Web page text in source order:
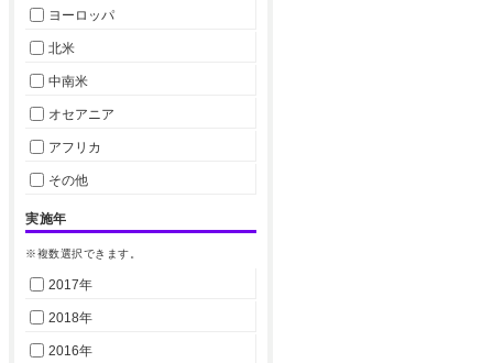
ヨーロッパ
北米
中南米
オセアニア
アフリカ
その他
実施年
※複数選択できます。
2017年
2018年
2016年